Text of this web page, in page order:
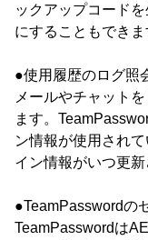
ックアップコード
にすることもできま
●使用履歴のログ照
メールやチャット
ます。
ン情報が使用され
イン情報がいつ更
●TeamPasswordの
TeamPasswordは